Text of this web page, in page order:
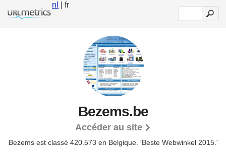
nl | fr
Bezems.be
Accéder au site
Bezems est classé 420.573 en Belgique. 'Beste Webwinkel 2015.'